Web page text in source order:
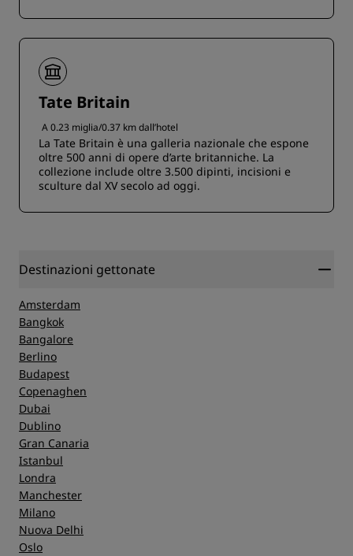
Tate Britain
A 0.23 miglia/0.37 km dall’hotel
La Tate Britain è una galleria nazionale che espone
oltre 500 anni di opere d’arte britanniche. La
collezione include oltre 3.500 dipinti, incisioni e
sculture dal XV secolo ad oggi.
Destinazioni gettonate
Amsterdam
Bangkok
Bangalore
Berlino
Budapest
Copenaghen
Dubai
Dublino
Gran Canaria
Istanbul
Londra
Manchester
Milano
Nuova Delhi
Oslo